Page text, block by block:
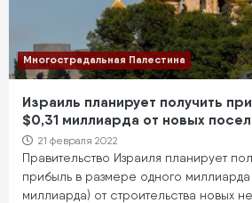
Многострадальная Палестина
Израиль планирует получить
$0,31 миллиарда от новых
21 февраля 2022
Правительство Израиля планирует
прибыль в размере одного
миллиарда) от строительства новых